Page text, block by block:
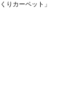
りカーペット」